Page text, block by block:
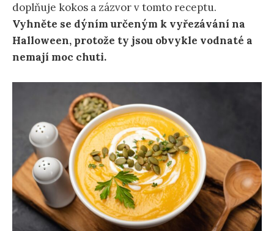
doplňuje kokos a zázvor v tomto receptu.
Vyhněte se dýním určeným k vyřezávání na
Halloween, protože ty jsou obvykle vodnaté a
nemají moc chuti.